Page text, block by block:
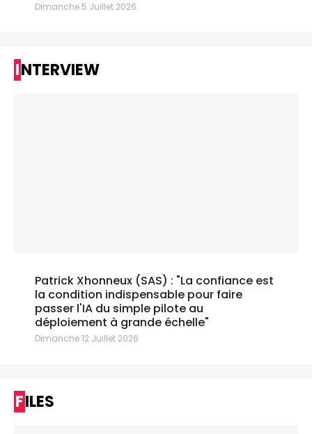
Dimanche 5 Juillet 2026
INTERVIEW
Patrick Xhonneux (SAS) : "La confiance est
la condition indispensable pour faire
passer l'IA du simple pilote au
déploiement à grande échelle"
Dimanche 12 Juillet 2026
FILES